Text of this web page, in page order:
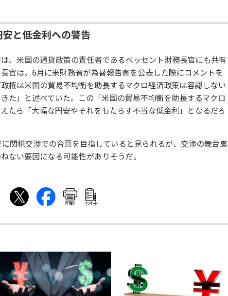
と低金利への警告
、米国の通貨政策の責任者であるベッセント財務長官にも共有
官は、6月に米財務省が為替報告書を公表した際にコメントを
権は米国の貿易不均衡を助長するマクロ経済政策は容認しない
た」と述べていた。この「米国の貿易不均衡を助長するマクロ
たら「大幅な円安やそれをもたらす不当な低金利」となるだろ
関税交渉での合意を目指していると見られるが、交渉の舞台裏
ない要因になる可能性がありそうだ。
印刷 ｱﾝｹｰﾄ